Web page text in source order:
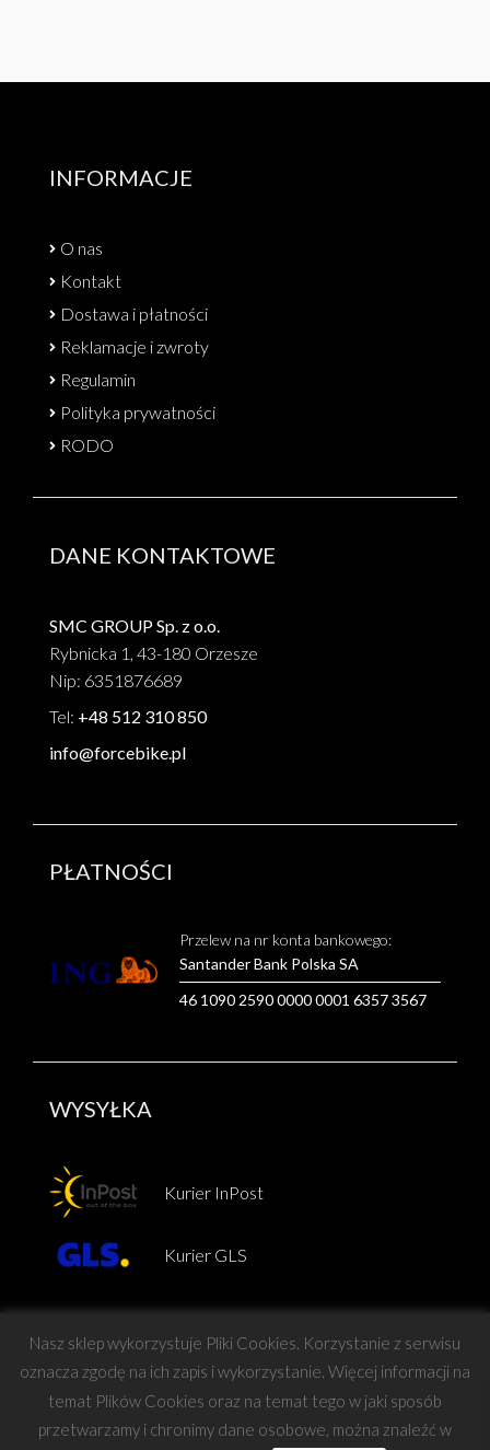
INFORMACJE
O nas
Kontakt
Dostawa i płatności
Reklamacje i zwroty
Regulamin
Polityka prywatności
RODO
DANE KONTAKTOWE
SMC GROUP Sp. z o.o.
Rybnicka 1, 43-180 Orzesze
Nip: 6351876689
Tel: +48 512 310 850
info@forcebike.pl
PŁATNOŚCI
Przelew na nr konta bankowego:
Santander Bank Polska SA
46 1090 2590 0000 0001 6357 3567
WYSYŁKA
Kurier InPost
Kurier GLS
Copyright © Force
Nasz sklep wykorzystuje Pliki Cookies. Korzystanie z serwisu
oznacza zgodę na ich zapis i wykorzystanie. Więcej informacji na
temat Plików Cookies oraz na temat tego w jaki sposób
przetwarzamy i chronimy dane osobowe, można znaleźć w